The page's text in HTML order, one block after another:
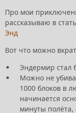
Про мои
рассказываю в
Энд
Вот что можно
Эндермир стал
Можно не
1000 блоков в
начинается
минуты полёта,